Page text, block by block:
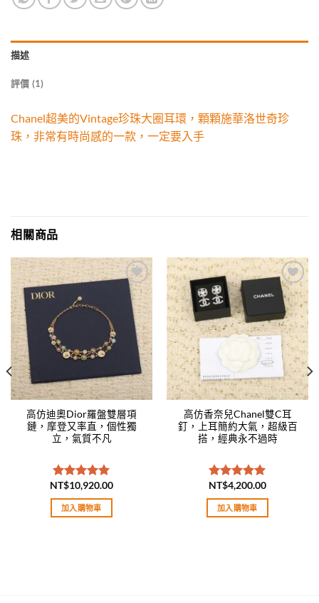
描述
評價 (1)
Chanel超美的Vintage珍珠大圈耳環，顆顆施華洛世奇珍
珠，非常有時尚感的一款，一定要入手
相關商品
Add to
wishlist
高仿迪奧Dior羅盤雙層項
鏈，摩登又率直，個性獨
立，氣質不凡
評分5.00
滿分 5
NT$10,920.00
加入購物車
Add to
wishlist
高仿香奈兒Chanel雙C耳
釘，上耳簡約大氣，超級百
搭，經典永不過時
評分5.00
滿分 5
NT$4,200.00
加入購物車